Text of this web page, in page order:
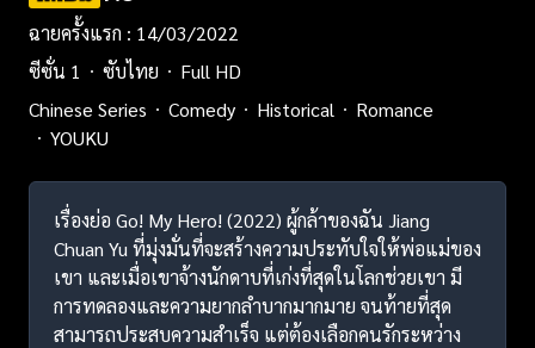
ฉายครั้งแรก : 14/03/2022
ซีซั่น 1
ซับไทย
Full HD
Chinese Series
Comedy Historical
Romance
YOUKU
เรื่องย่อ Go! My Hero! (2022) ผู้กล้าของฉัน Jiang
Chuan Yu ที่มุ่งมั่นที่จะสร้างความประทับใจให้พ่อแม่ของ
เขา และเมื่อเขาจ้างนักดาบที่เก่งที่สุดในโลกช่วยเขา มี
การทดลองและความยากลำบากมากมาย จนท้ายที่สุด
สามารถประสบความสำเร็จ แต่ต้องเลือกคนรักระหว่าง